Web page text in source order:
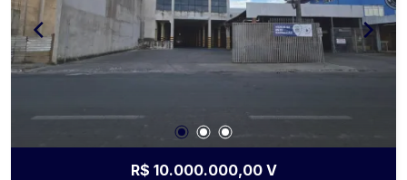
corretores e agende uma visita!
R$ 10.000.000,00 V